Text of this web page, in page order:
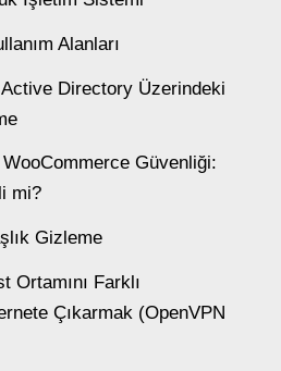
Alanları
Directory Üzerindeki
Güvenliği:
mi?
Gizleme
Ortamını Farklı
Çıkarmak (OpenVPN